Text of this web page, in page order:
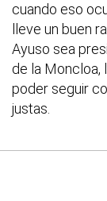
cuando eso
lleve un buen
Ayuso sea
de la Moncloa,
poder seguir
justas.